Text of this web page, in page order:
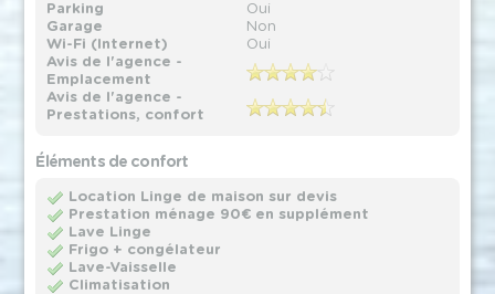
Parking
Oui
Garage
Non
Wi-Fi (Internet)
Oui
Avis de l'agence -
Emplacement
Avis de l'agence -
Prestations, confort
Éléments de confort
Location Linge de maison sur devis
Prestation ménage 90€ en supplément
Lave Linge
Frigo + congélateur
Lave-Vaisselle
Climatisation